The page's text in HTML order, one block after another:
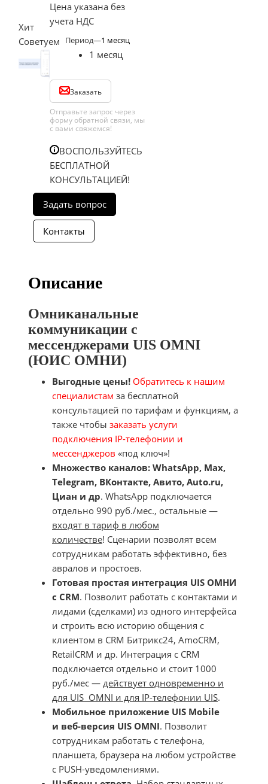
Хит
Советуем
Цена указана без
учета НДС
Период—1 месяц
1 месяц
Заказать
Отправьте запрос через
форму обратной связи, мы
с вами свяжемся!
ВОСПОЛЬЗУЙТЕСЬ
БЕСПЛАТНОЙ
КОНСУЛЬТАЦИЕЙ!
Описание
Омниканальные
коммуникации с
мессенджерами UIS OMNI
(ЮИС ОМНИ)
Выгодные цены! Обратитесь к нашим
специалистам за бесплатной
консультацией по тарифам и функциям, а
также чтобы заказать услуги
подключения IP-телефонии и
мессенджеров «под ключ»!
Множество каналов: WhatsApp, Max,
Telegram, ВКонтакте, Авито, Auto.ru,
Циан и др. WhatsApp подключается
отдельно 990 руб./мес., остальные —
входят в тариф в любом
количестве! Сценарии позволят всем
сотрудникам работать эффективно, без
авралов и простоев.
Готовая простая интеграция UIS ОМНИ
с CRM. Позволит работать с контактами и
лидами (сделками) из одного интерфейса
и строить всю историю общения с
клиентом в CRM Битрикс24, AmoCRM,
RetailCRM и др. Интеграция с CRM
подключается отдельно и стоит 1000
руб./мес — действует одновременно и
для UIS OMNI и для IP-телефонии UIS.
Мобильное приложение UIS Mobile
и веб-версия UIS OMNI. Позволит
сотрудникам работать с телефона,
планшета, браузера на любом устройстве
c PUSH-уведомлениями.